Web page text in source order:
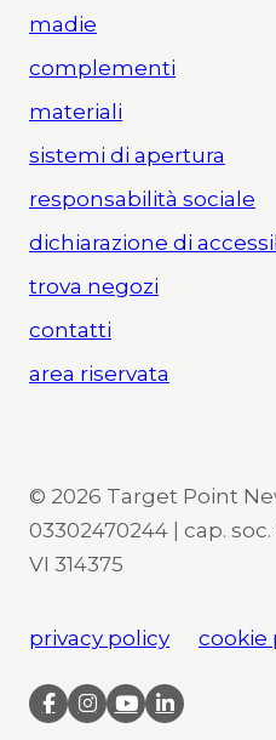
madie
complementi
materiali
sistemi di apertura
responsabilità sociale
dichiarazione di
trova negozi
contatti
area riservata
© 2026 Target Point
03302470244 | cap. soc.
VI 314375
privacy policy cookie